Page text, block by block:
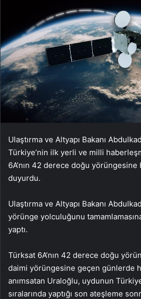
Ulaştırma ve Altyapı Bakanı
Türkiye’nin ilk yerli ve milli
6A’nın 42 derece doğu yörüngesine
duyurdu.
Ulaştırma ve Altyapı Bakanı
yörünge yolculuğunu
yaptı.
Türksat 6A’nın 42 derece doğu
daimi yörüngesine geçen günlerde
anımsatan Uraloğlu, uydunun
sıralarında yaptığı son ateşleme